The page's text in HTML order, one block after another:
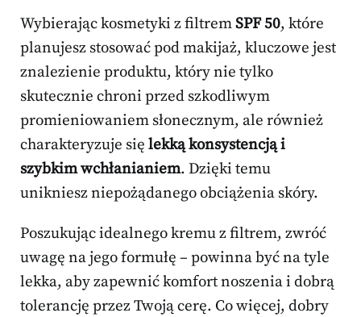
Wybierając kosmetyki z filtremSPF 50, które
planujesz stosować pod makijaż, kluczowe jest
znalezienie produktu, który nie tylko
skutecznie chroni przed szkodliwym
promieniowaniem słonecznym, ale również
charakteryzuje się lekką konsystencją i
szybkim wchłanianiem. Dzięki temu
unikniesz niepożądanego obciążenia skóry.
Poszukując idealnego kremu z filtrem, zwróć
uwagę na jego formułę – powinna być na tyle
lekka, aby zapewnić komfort noszenia i dobrą
tolerancję przez Twoją cerę. Co więcej, dobry